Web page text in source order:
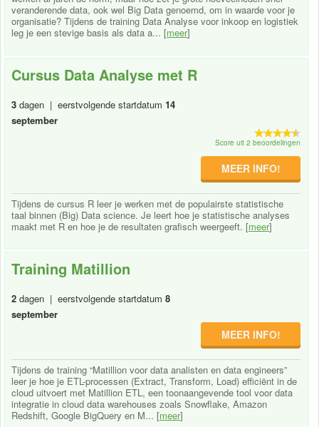
veranderende data, ook wel Big Data genoemd, om in waarde voor je
organisatie? Tijdens de training Data Analyse voor inkoop en logistiek
leg je een stevige basis als data a... [meer]
Cursus Data Analyse met R
3 dagen | eerstvolgende startdatum 14
september
Score uit 2 beoordelingen
MEER INFO!
Tijdens de cursus R leer je werken met de populairste statistische
taal binnen (Big) Data science. Je leert hoe je statistische analyses
maakt met R en hoe je de resultaten grafisch weergeeft. [meer]
Training Matillion
2 dagen | eerstvolgende startdatum 8
september
MEER INFO!
Tijdens de training “Matillion voor data analisten en data engineers”
leer je hoe je ETL-processen (Extract, Transform, Load) efficiënt in de
cloud uitvoert met Matillion ETL, een toonaangevende tool voor data
integratie in cloud data warehouses zoals Snowflake, Amazon
Redshift, Google BigQuery en M... [meer]